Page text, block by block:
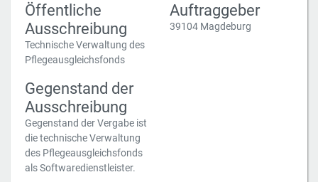
Öffentliche
Ausschreibung
Technische Verwaltung des
Pflegeausgleichsfonds
Gegenstand der
Ausschreibung
Gegenstand der Vergabe ist
die technische Verwaltung
des Pflegeausgleichsfonds
als Softwaredienstleister.
Auftraggeber
39104 Magdeburg